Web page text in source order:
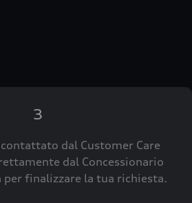
3
dal Customer Care
dal Concessionario
per finalizzare la tua richiesta.